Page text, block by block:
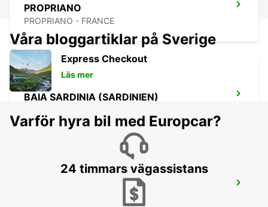
PROPRIANO
PROPRIANO - FRANCE
BAIA SARDINIA (SARDINIEN)
PORTO CERVO (SARDINIEN)
Våra bloggartiklar på Sverige
Express Checkout
Läs mer
Varför hyra bil med Europcar?
24 timmars vägassistans